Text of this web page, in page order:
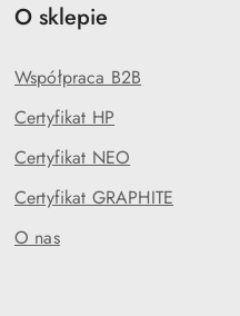
O sklepie
Współpraca B2B
Certyfikat HP
Certyfikat NEO
Certyfikat GRAPHITE
O nas